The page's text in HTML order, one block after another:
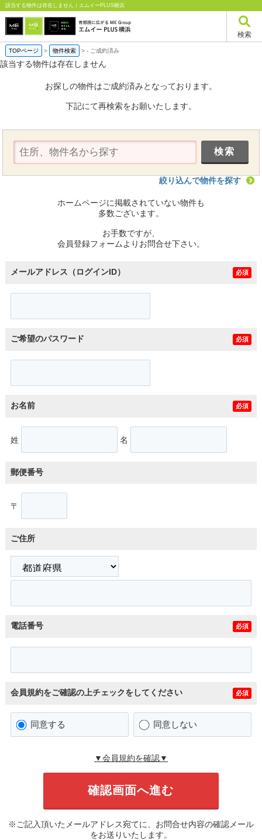
該当する物件は存在しません｜エムイーPLUS横浜
検索
TOPページ > 物件検索 >- ご成約済み
該当する物件は存在しません
お探しの物件はご成約済みとなっております。
下記にて再検索をお願いたします。
絞り込んで物件を探す
ホームページに掲載されていない物件も
多数ございます。
お手数ですが、
会員登録フォームよりお問合せ下さい。
メールアドレス（ログインID） 必須
ご希望のパスワード 必須
お名前 必須
姓 名
郵便番号
〒
ご住所
電話番号 必須
会員規約をご確認の上チェックをしてください 必須
同意する 同意しない
▼会員規約を確認▼
※ご記入頂いたメールアドレス宛てに、お問合せ内容の確認メール
をお送りいたします。